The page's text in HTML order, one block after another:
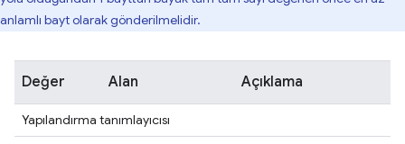
anlamlı bayt olarak gönderilmelidir.
Değer Alan Açıklama
Yapılandırma tanımlayıcısı